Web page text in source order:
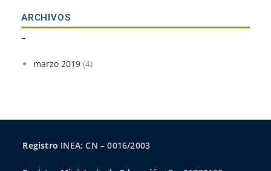
ARCHIVOS
–
marzo 2019 (4)
Registro INEA: CN – 0016/2003